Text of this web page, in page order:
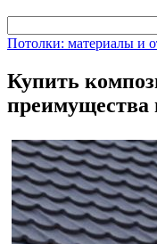
Потолки: материалы и
Купить
преимущества